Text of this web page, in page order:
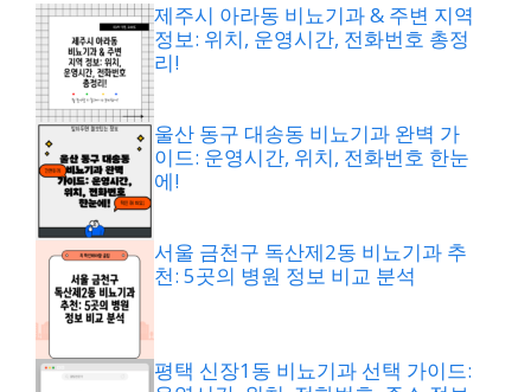
제주시 아라동 비뇨기과 & 주변 지역
정보: 위치, 운영시간, 전화번호 총정
리!
울산 동구 대송동 비뇨기과 완벽 가
이드: 운영시간, 위치, 전화번호 한눈
에!
서울 금천구 독산제2동 비뇨기과 추
천: 5곳의 병원 정보 비교 분석
평택 신장1동 비뇨기과 선택 가이드: